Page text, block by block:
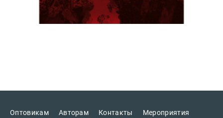
Оптовикам Авторам Контакты Мероприятия